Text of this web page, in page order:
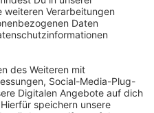
in fünf Orten